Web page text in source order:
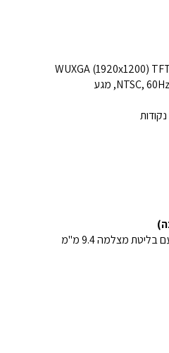
10.1" WUXGA (1920x1200)